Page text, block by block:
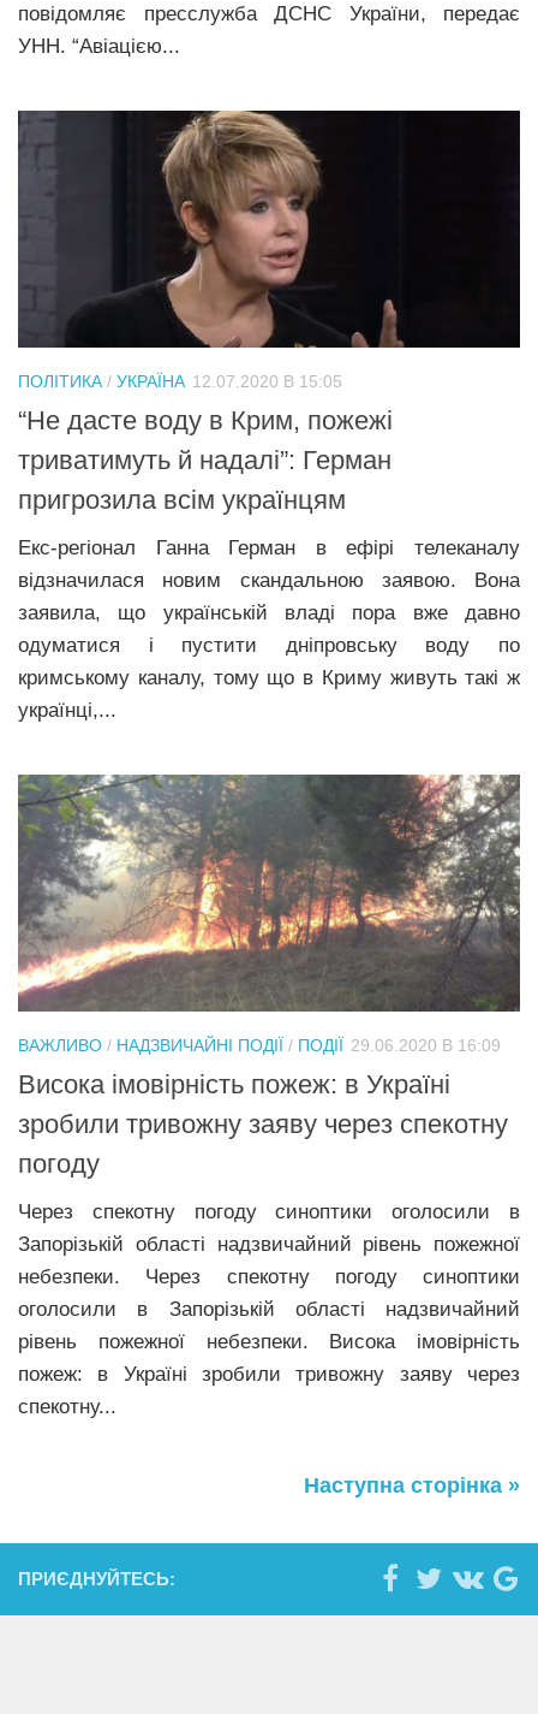
повідомляє пресслужба ДСНС України, передає
УНН. “Авіацією...
ПОЛІТИКА / УКРАЇНА 12.07.2020 В 15:05
“Не дасте воду в Крим, пожежі
триватимуть й надалі”: Герман
пригрозила всім українцям
Екс-регіонал Ганна Герман в ефірі телеканалу
відзначилася новим скандальною заявою. Вона
заявила, що українській владі пора вже давно
одуматися і пустити дніпровську воду по
кримському каналу, тому що в Криму живуть такі ж
українці,...
ВАЖЛИВО / НАДЗВИЧАЙНІ ПОДІЇ / ПОДІЇ 29.06.2020 В 16:09
Висока імовірність пожеж: в Україні
зробили тривожну заяву через спекотну
погоду
Через спекотну погоду синоптики оголосили в
Запорізькій області надзвичайний рівень пожежної
небезпеки. Через спекотну погоду синоптики
оголосили в Запорізькій області надзвичайний
рівень пожежної небезпеки. Висока імовірність
пожеж: в Україні зробили тривожну заяву через
спекотну...
Наступна сторінка »
ПРИЄДНУЙТЕСЬ: